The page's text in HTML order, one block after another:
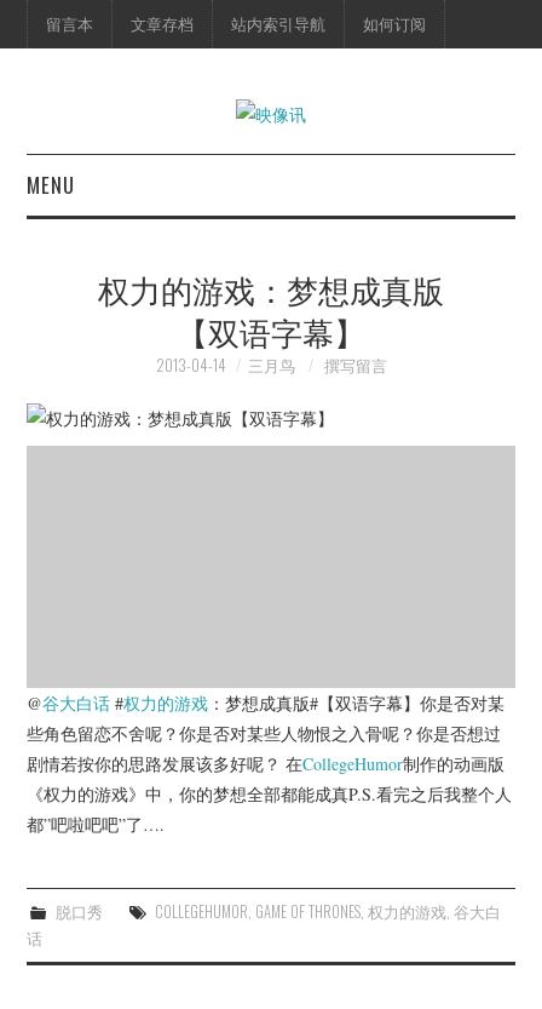
留言本 文章存档 站内索引导航 如何订阅
MENU
映像快讯
海报剧照
推荐电影
权力的游戏：梦想成真版
【双语字幕】
2013-04-14 三月鸟 撰写留言
@谷大白话 #权力的游戏 ：梦想成真版#【双语字幕】你是否对某
些角色留恋不舍呢？你是否对某些人物恨之入骨呢？你是否想过
剧情若按你的思路发展该多好呢？ 在CollegeHumor制作的动画版
《权力的游戏》中，你的梦想全部都能成真P.S.看完之后我整个人
都”吧啦吧吧”了….
脱口秀 COLLEGEHUMOR, GAME OF THRONES, 权力的游戏, 谷大白
话